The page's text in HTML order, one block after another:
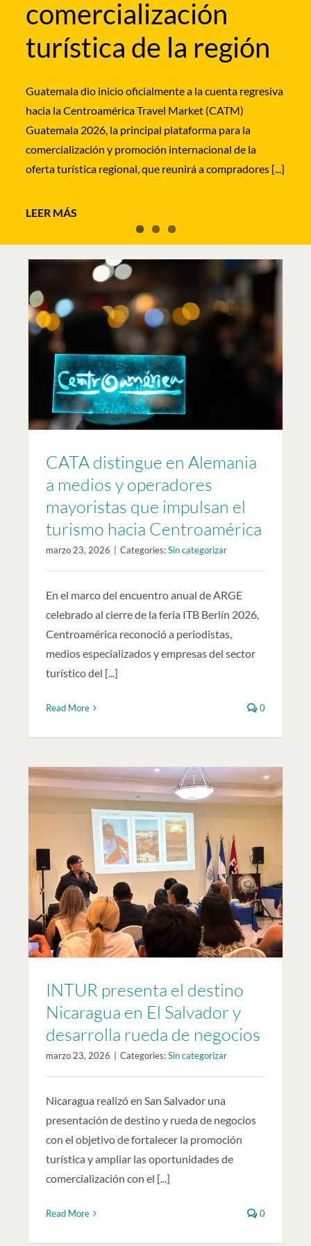
comercialización
turística de la región
Guatemala dio inicio oficialmente a la cuenta regresiva
hacia la Centroamérica Travel Market (CATM)
Guatemala 2026, la principal plataforma para la
comercialización y promoción internacional de la
oferta turística regional, que reunirá a compradores [...]
LEER MÁS
los segmentos de bodas destino, lunas de miel y
turismo de [...]
La Embajada de España en El Salvador acogió este
miércoles la presentación institucional de la nueva
ruta de IBEROJET que unirá, a partir del próximo 13
CATA distingue en Alemania
a medios y operadores
mayoristas que impulsan el
turismo hacia Centroamérica
marzo 23, 2026 | Categories:Sin categorizar
En el marco del encuentro anual de ARGE
celebrado al cierre de la feria ITB Berlín 2026,
Centroamérica reconoció a periodistas,
medios especializados y empresas del sector
turístico del [...]
Read More 0
INTUR presenta el destino
Nicaragua en El Salvador y
desarrolla rueda de negocios
marzo 23, 2026 Categories:Sin categorizar
Nicaragua realizó en San Salvador una
presentación de destino y rueda de negocios
con el objetivo de fortalecer la promoción
turística y ampliar las oportunidades de
comercialización con el [...]
Read More 0